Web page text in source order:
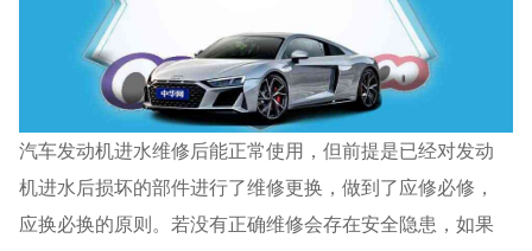
汽车发动机进水维修后能正常使用，但前提是已经对发动
机进水后损坏的部件进行了维修更换，做到了应修必修，
应换必换的原则。若没有正确维修会存在安全隐患，如果